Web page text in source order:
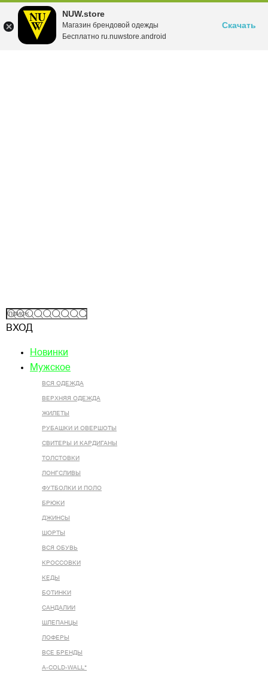
NUW.store
Магазин брендовой одежды
Бесплатно ru.nuwstore.android
Скачать
ВХОД
Новинки
Мужское
ВСЯ ОДЕЖДА
ВЕРХНЯЯ ОДЕЖДА
ЖИЛЕТЫ
РУБАШКИ И ОВЕРШОТЫ
СВИТЕРЫ И КАРДИГАНЫ
ТОЛСТОВКИ
ЛОНГСЛИВЫ
ФУТБОЛКИ И ПОЛО
БРЮКИ
ДЖИНСЫ
ШОРТЫ
ВСЯ ОБУВЬ
КРОССОВКИ
КЕДЫ
БОТИНКИ
САНДАЛИИ
ШЛЕПАНЦЫ
ЛОФЕРЫ
ВСЕ БРЕНДЫ
A-COLD-WALL*